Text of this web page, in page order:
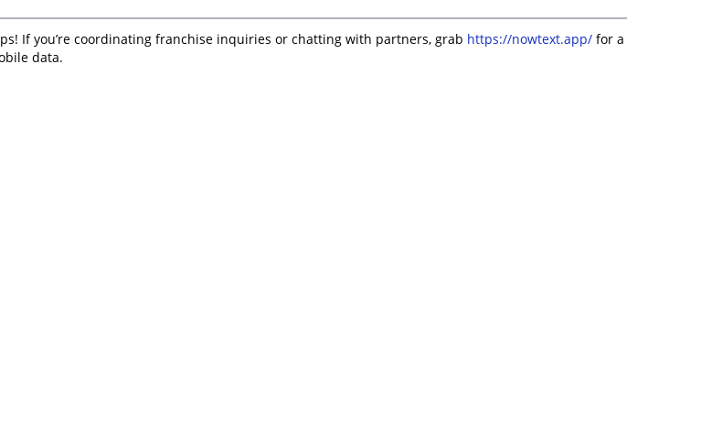
If you’re coordinating franchise inquiries or chatting with partners, grab https://nowtext.app/ for a
data.